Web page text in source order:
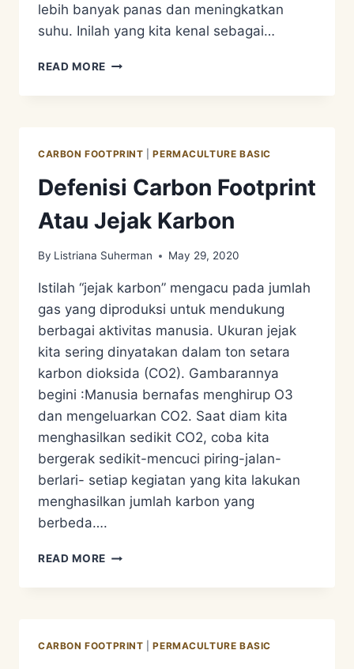
lebih banyak panas dan meningkatkan
suhu. Inilah yang kita kenal sebagai…
READ MORE IMPACT
CARBON
CARBON FOOTPRINT |PERMACULTURE BASIC
Defenisi Carbon Footprint
Atau Jejak Karbon
By Listriana Suherman May 29, 2020
Istilah “jejak karbon” mengacu pada jumlah
gas yang diproduksi untuk mendukung
berbagai aktivitas manusia. Ukuran jejak
kita sering dinyatakan dalam ton setara
karbon dioksida (CO2). Gambarannya
begini :Manusia bernafas menghirup O3
dan mengeluarkan CO2. Saat diam kita
menghasilkan sedikit CO2, coba kita
bergerak sedikit-mencuci piring-jalan-
berlari- setiap kegiatan yang kita lakukan
menghasilkan jumlah karbon yang
berbeda….
READ MORE DEFENISI
FOOTPRINT
KARBON
CARBON FOOTPRINT |PERMACULTURE BASIC